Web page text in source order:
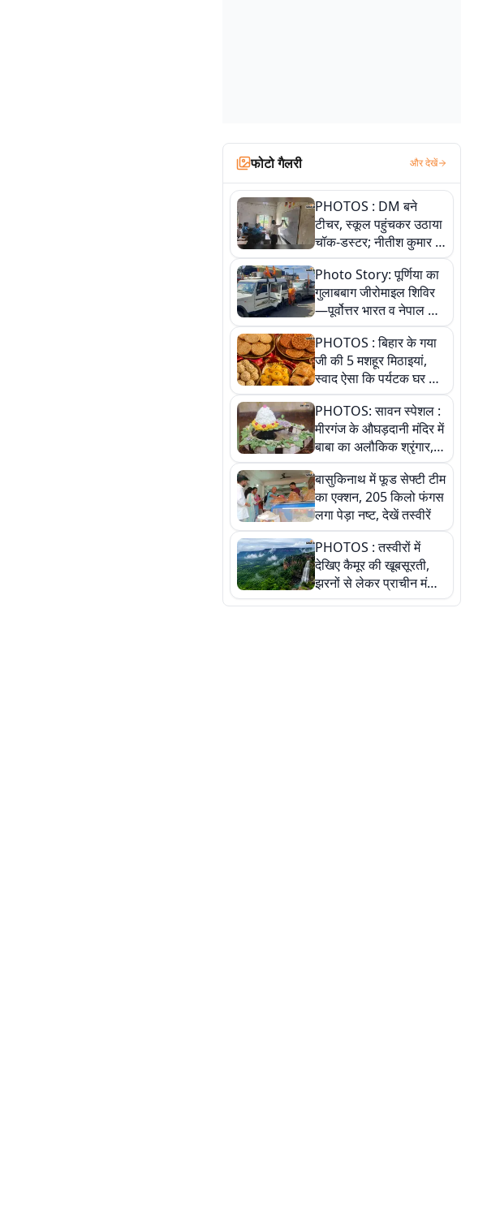
फोटो गैलरी और देखें
PHOTOS : DM बने
टीचर, स्कूल पहुंचकर उठाया
चॉक-डस्टर; नीतीश कुमार के
इस चहेते अधिकारी को
जानिए
Photo Story: पूर्णिया का
गुलाबबाग जीरोमाइल शिविर
—पूर्वोत्तर भारत व नेपाल के
कांवरियों का प्रमुख सेवा धाम
PHOTOS : बिहार के गया
जी की 5 मशहूर मिठाइयां,
स्वाद ऐसा कि पर्यटक घर ले
जाना नहीं भूलते, तस्वीरों में
देखें
PHOTOS: सावन स्पेशल :
मीरगंज के औघड़दानी मंदिर में
बाबा का अलौकिक श्रृंगार,
तस्वीरों में देखें महादेव के कई
मनमोहक स्वरूप
बासुकिनाथ में फूड सेफ्टी टीम
का एक्शन, 205 किलो फंगस
लगा पेड़ा नष्ट, देखें तस्वीरें
PHOTOS : तस्वीरों में
देखिए कैमूर की खूबसूरती,
झरनों से लेकर प्राचीन मंदिरों
तक प्रकृति और आस्था का